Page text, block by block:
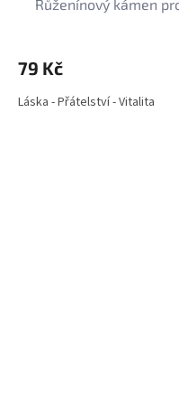
Růženínový kámen
79 Kč
Láska - Přátelství - Vitalita